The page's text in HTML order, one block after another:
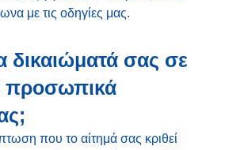
με τις οδηγίες μας.
δικαιώματά σας σε
προσωπικά
που το αίτημά σας κριθεί